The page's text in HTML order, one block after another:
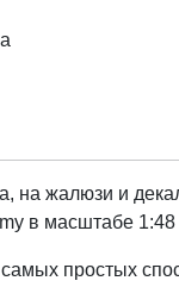
на жалюзи и
в масштабе 1:48
простых